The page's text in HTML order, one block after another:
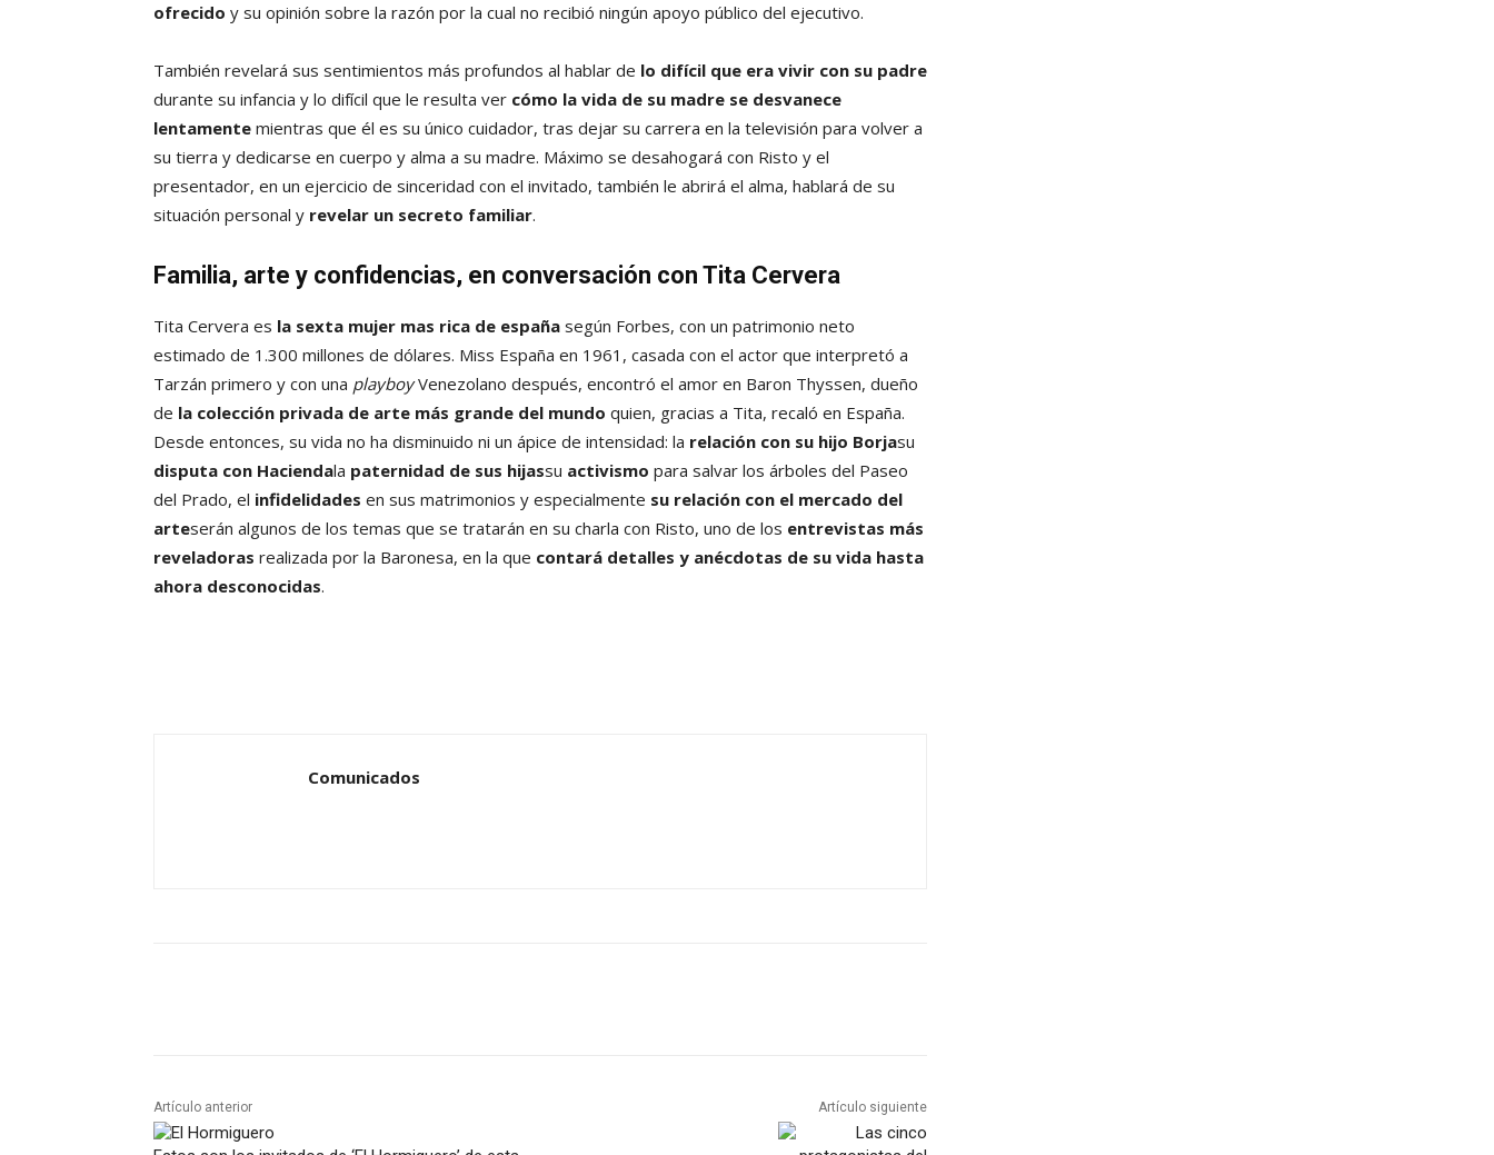
ofrecido y su opinión sobre la razón por la cual no recibió ningún apoyo público del ejecutivo.
También revelará sus sentimientos más profundos al hablar de lo difícil que era vivir con su padre
durante su infancia y lo difícil que le resulta ver cómo la vida de su madre se desvanece
lentamente mientras que él es su único cuidador, tras dejar su carrera en la televisión para volver a
su tierra y dedicarse en cuerpo y alma a su madre. Máximo se desahogará con Risto y el
presentador, en un ejercicio de sinceridad con el invitado, también le abrirá el alma, hablará de su
situación personal y revelar un secreto familiar.
Familia, arte y confidencias, en conversación con Tita Cervera
Tita Cervera es la sexta mujer mas rica de españa según Forbes, con un patrimonio neto
estimado de 1.300 millones de dólares. Miss España en 1961, casada con el actor que interpretó a
Tarzán primero y con una playboyVenezolano después, encontró el amor en Baron Thyssen, dueño
de la colección privada de arte más grande del mundo quien, gracias a Tita, recaló en España.
Desde entonces, su vida no ha disminuido ni un ápice de intensidad: la relación con su hijo Borjasu
disputa con Haciendala paternidad de sus hijassu activismo para salvar los árboles del Paseo
del Prado, el infidelidades en sus matrimonios y especialmente su relación con el mercado del
arteserán algunos de los temas que se tratarán en su charla con Risto, uno de los entrevistas más
reveladoras realizada por la Baronesa, en la que contará detalles y anécdotas de su vida hasta
ahora desconocidas.
Comunicados
Artículo anterior Artículo siguiente